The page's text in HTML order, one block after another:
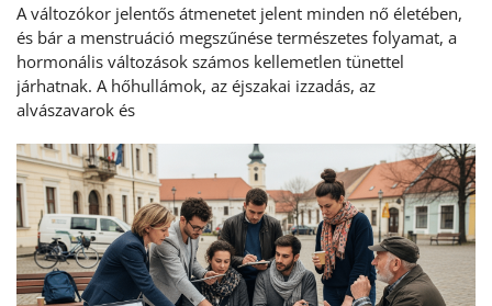
A változókor jelentős átmenetet jelent minden nő életében,
és bár a menstruáció megszűnése természetes folyamat, a
hormonális változások számos kellemetlen tünettel
járhatnak. A hőhullámok, az éjszakai izzadás, az
alvászavarok és